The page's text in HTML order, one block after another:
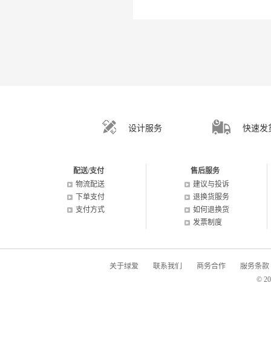
设计服务 快速发
配送/支付
物流配送
下单支付
支付方式
售后服务
建议与投诉
退换货服务
如何退换货
发票制度
关于绿爱 联系我们 商务合作
服务条款
©